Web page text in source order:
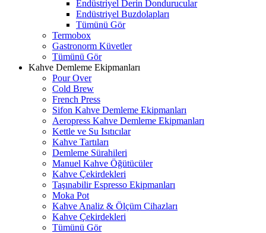
Endüstriyel Derin Dondurucular
Endüstriyel Buzdolapları
Tümünü Gör
Termobox
Gastronorm Küvetler
Tümünü Gör
Kahve Demleme Ekipmanları
Pour Over
Cold Brew
French Press
Sifon Kahve Demleme Ekipmanları
Aeropress Kahve Demleme Ekipmanları
Kettle ve Su Isıtıcılar
Kahve Tartıları
Demleme Sürahileri
Manuel Kahve Öğütücüler
Kahve Çekirdekleri
Taşınabilir Espresso Ekipmanları
Moka Pot
Kahve Analiz & Ölçüm Cihazları
Kahve Çekirdekleri
Tümünü Gör